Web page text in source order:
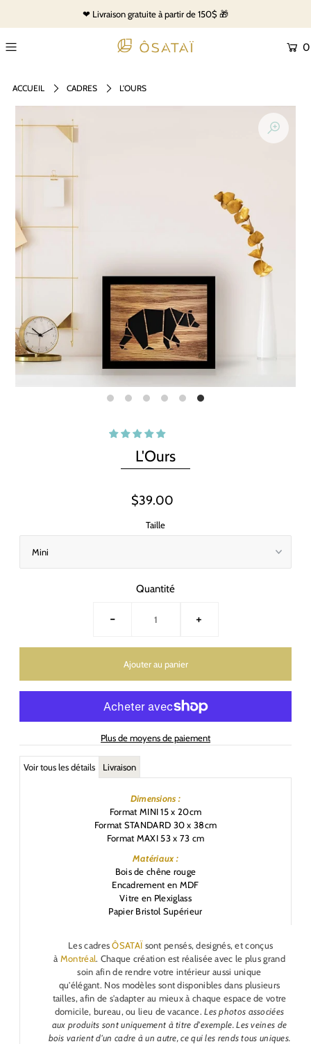
❤ Livraison gratuite à partir de 150$ 🎁
0
ACCUEIL CADRES L'OURS
L'Ours
$39.00
Taille
Quantité
- +
Plus de moyens de paiement
Voir tous les détails Livraison
Dimensions :
Format MINI 15 x 20cm
Format STANDARD 30 x 38cm
Format MAXI 53 x 73 cm
Matériaux :
Bois de chêne rouge
Encadrement en MDF
Vitre en Plexiglass
Papier Bristol Supérieur
Les cadresÔSATAÏsont pensés, designés, et conçus
à Montréal. Chaque création est réalisée avec le plus grand
soin afin de rendre votre intérieur aussi unique
qu'élégant. Nos modèles sont disponibles dans plusieurs
tailles, afin de s'adapter au mieux à chaque espace de votre
domicile, bureau, ou lieu de vacance. Les photos associées
aux produits sont uniquement à titre d'exemple. Les veines de
bois varient d'un cadre à un autre, ce qui les rends tous uniques.